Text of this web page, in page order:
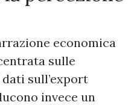
economica
sulle
sull’export
invece un